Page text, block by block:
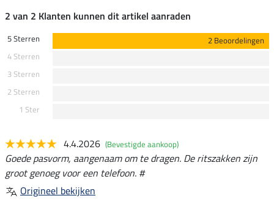
2 van 2 Klanten kunnen dit artikel aanraden
5 Sterren
2 Beoordelingen
4 Sterren
3 Sterren
2 Sterren
1 Ster
4.4.2026 (Bevestigde aankoop)
Goede pasvorm, aangenaam om te dragen. De ritszakken zijn
groot genoeg voor een telefoon. #
Origineel bekijken